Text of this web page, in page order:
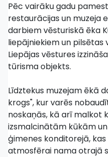
Pēc vairāku gadu
restaurācijas un muzeja
darbiem vēsturiskā ēka
liepājniekiem un pilsētas
Liepājas vēstures
tūrisma objekts.
Līdztekus muzejam ēkā
krogs", kur varēs
noskaņās, kā arī malkot
izsmalcinātām kūkām
ģimenes konditorejā, kas
atmosfērai nama otrajā